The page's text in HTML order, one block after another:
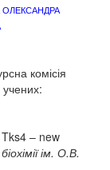
ОЛЕКСАНДРА
комісія
– new
ім. О.В.